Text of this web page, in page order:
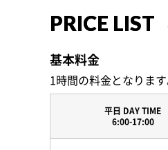
PRICE LIST
基本料金
1時間の料金となりま
平日 DAY TIME
6:00-17:00